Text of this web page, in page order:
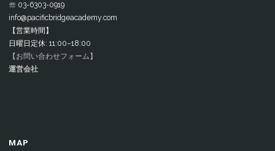
☏ 03-6303-0919
info@pacificbridgeacademy.com
【営業時間】
日曜日定休: 11:00–18:00
【お問い合わせフォーム】
運営会社
MAP